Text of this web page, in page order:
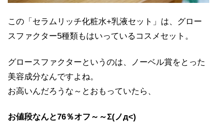
この「セラムリッチ化粧水+乳液セット」は、グロー
スファクター5種類もはいっているコスメセット。
グロースファクターというのは、ノーベル賞をとった
美容成分なんですよね。
お高いんだろうな～とおもっていたら、
お値段なんと76％オフ～～Σ(ノд<)